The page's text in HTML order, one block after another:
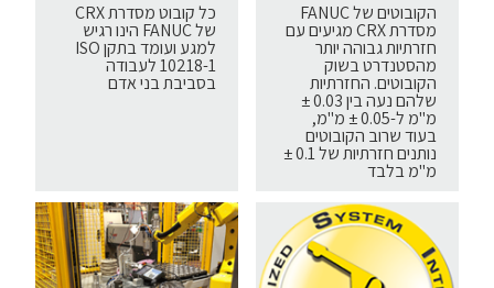
הקובוטים של FANUC
מסדרת CRX מגיעים עם
חזרתיות גבוהה יותר
מהסטנדרט בשוק
הקובוטים. החזרתיות
שלהם נעה בין 0.03 ±
מ"מ ל-0.05 ± מ"מ,
בעוד שרוב הקובוטים
נותנים חזרתיות של 0.1 ±
מ"מ בלבד
כל קובוט מסדרת CRX
של FANUC הינו רגיש
למגע ועומד בתקן ISO
10218-1 לעבודה
בסביבת בני אדם